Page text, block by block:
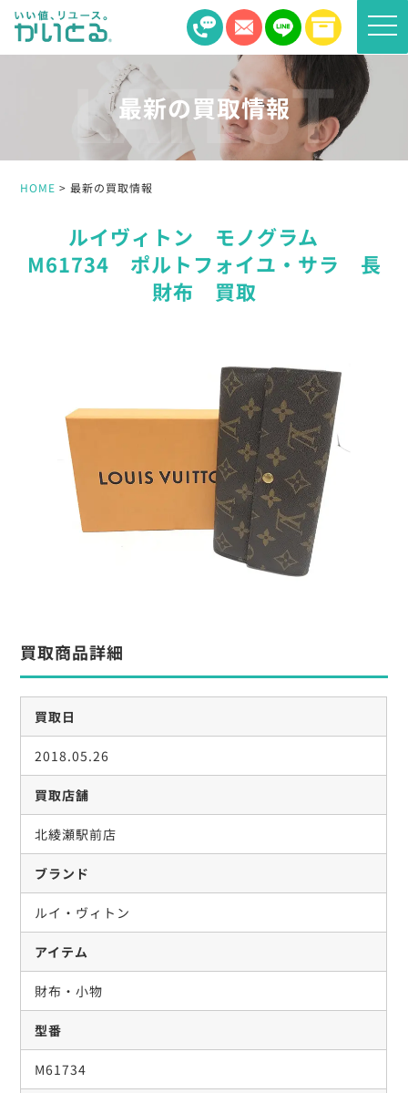
toggle
最新の買取情報
HOME 最新の買取情報
ルイヴィトン モノグラム
M61734 ポルトフォイユ・サラ 長
財布 買取
買取商品詳細
買取日
2018.05.26
買取店舗
北綾瀬駅前店
ブランド
ルイ・ヴィトン
アイテム
財布・小物
型番
M61734